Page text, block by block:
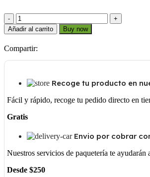
M123803
cantidad
Añadir al carrito Buy now
Compartir:
Recoge tu producto en
Fácil y rápido, recoge tu pedido directo en
Gratis
Envio por cobrar
Nuestros servicios de paquetería te
Desde $250